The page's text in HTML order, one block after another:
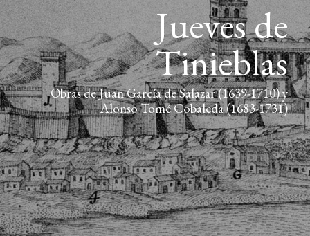
Jueves de
Tinieblas
Obras de Juan García de Salazar (1639-1710) y
Alonso Tomé Cobaleda (1683-1731)